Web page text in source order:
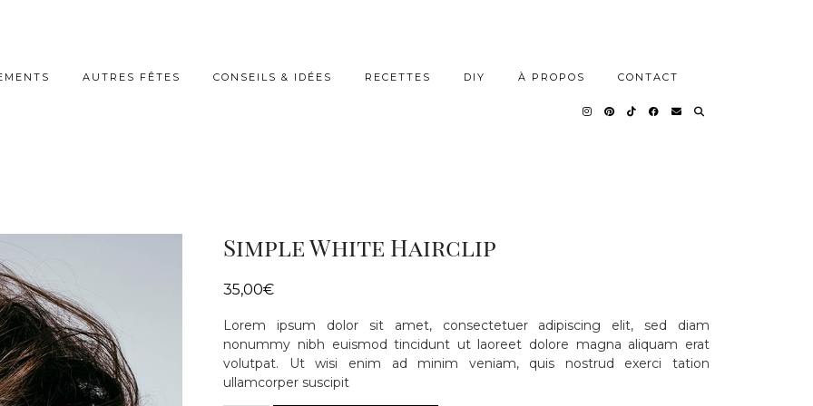
AUTRES FÊTES CONSEILS & IDÉES RECETTES DIY À PROPOS CONTACT
Simple White Hairclip
35,00€
Lorem ipsum dolor sit amet, consectetuer adipiscing elit, sed diam
nonummy nibh euismod tincidunt ut laoreet dolore magna aliquam erat
volutpat. Ut wisi enim ad minim veniam, quis nostrud exerci tation
ullamcorper suscipit